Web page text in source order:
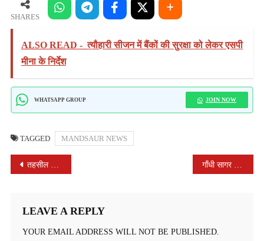
SHARES
ALSO READ - त्यौहारी सीजन में बैंकों की सुरक्षा को लेकर एसपी
मीना के निर्देश
WHATSAPP GROUP JOIN NOW
TAGGED MANDSAUR NEWS
POST
तहसील मनासा एवं जावद में विस्फोटक भंडारणों का किया अधिकारियों ने औचक निरीक्षण
LEAVE A REPLY
YOUR EMAIL ADDRESS WILL NOT BE PUBLISHED.